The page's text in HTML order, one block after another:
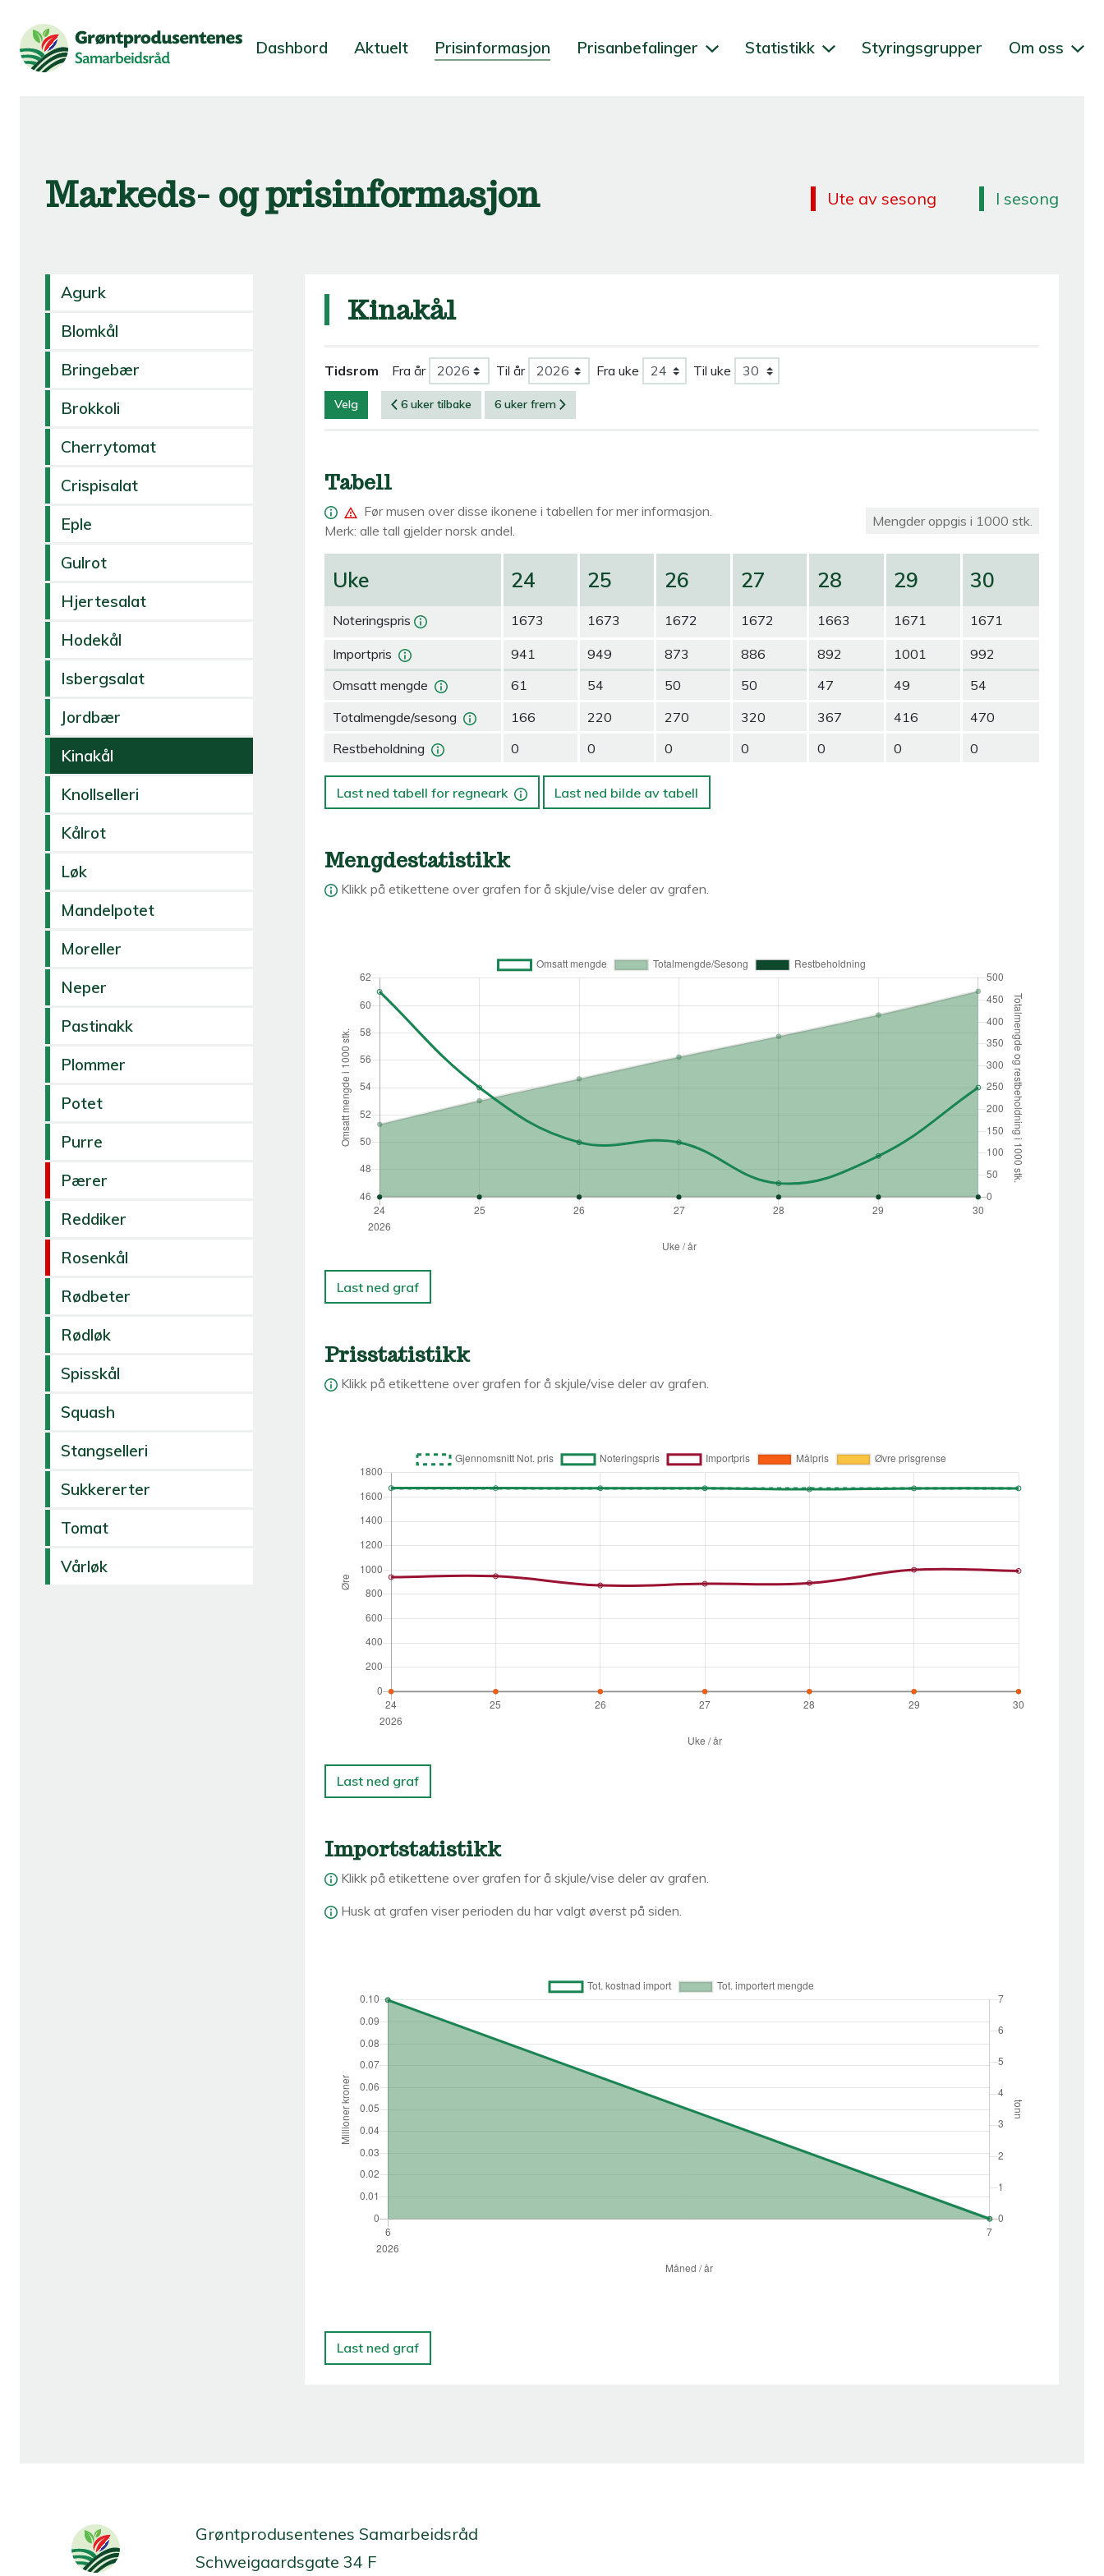
Dashbord Aktuelt Prisinformasjon Prisanbefalinger Statistikk Styringsgrupper Om oss
Markeds- og prisinformasjon Ute av sesong I sesong
Agurk
Blomkål
Bringebær
Brokkoli
Cherrytomat
Crispisalat
Eple
Gulrot
Hjertesalat
Hodekål
Isbergsalat
Jordbær
Kinakål
Knollselleri
Kålrot
Løk
Mandelpotet
Moreller
Neper
Pastinakk
Plommer
Potet
Purre
Pærer
Reddiker
Rosenkål
Rødbeter
Rødløk
Spisskål
Squash
Stangselleri
Sukkererter
Tomat
Vårløk
Kinakål
Tidsrom Fra år Til år Fra uke Til uke
Velg 6 uker tilbake 6 uker frem
Tabell
Før musen over disse ikonene i tabellen for mer informasjon.
Merk: alle tall gjelder norsk andel.
Mengder oppgis i 1000 stk.
Uke
Noteringspris
Importpris
Omsatt mengde
Totalmengde/sesong
Restbeholdning
24
1673
941
61
166
0
25
1673
949
54
220
0
26
1672
873
50
270
0
27
1672
886
50
320
0
28
1663
892
47
367
0
29
1671
1001
49
416
0
30
1671
992
54
470
0
Last ned tabell for regneark Last ned bilde av tabell
Mengdestatistikk
Klikk på etikettene over grafen for å skjule/vise deler av grafen.
Last ned graf
Prisstatistikk
Klikk på etikettene over grafen for å skjule/vise deler av grafen.
Last ned graf
Importstatistikk
Klikk på etikettene over grafen for å skjule/vise deler av grafen.
Husk at grafen viser perioden du har valgt øverst på siden.
Last ned graf
Grøntprodusentenes Samarbeidsråd
Schweigaardsgate 34 F